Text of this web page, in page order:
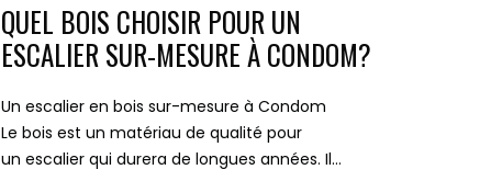
QUEL BOIS CHOISIR POUR UN
ESCALIER SUR-MESURE À CONDOM?
Un escalier en bois sur-mesure à Condom
Le bois est un matériau de qualité pour
un escalier qui durera de longues années. Il…